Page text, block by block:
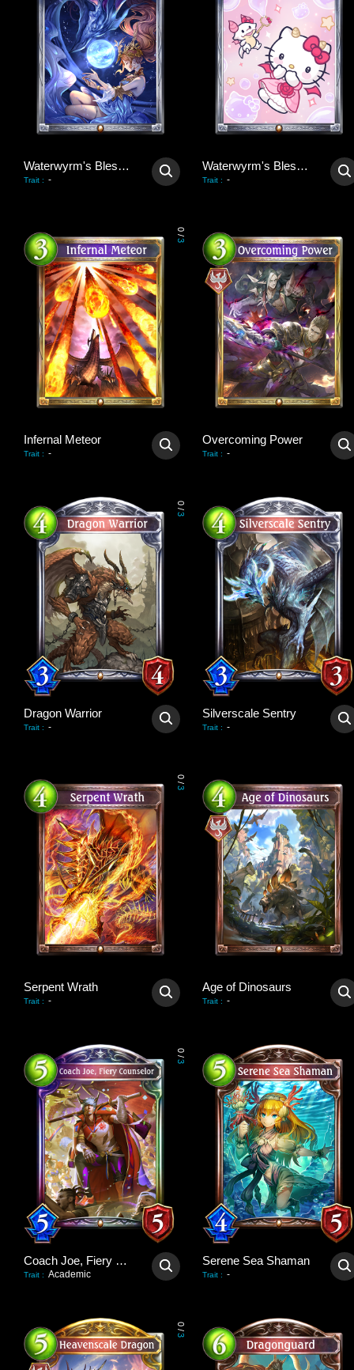
Waterwyrm's Blessing
Trait : -
Waterwyrm's Blessing
Trait : -
0
/
3
Infernal Meteor
Trait : -
Overcoming Power
Trait : -
0
/
3
Dragon Warrior
Trait : -
Silverscale Sentry
Trait : -
0
/
3
Serpent Wrath
Trait : -
Age of Dinosaurs
Trait : -
0
/
3
Coach Joe, Fiery Counselor
Trait : Academic
Serene Sea Shaman
Trait : -
0
/
3